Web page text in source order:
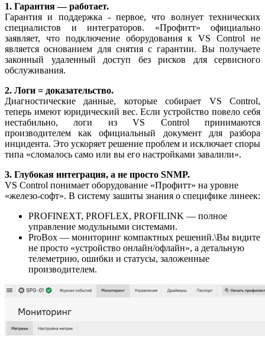
1. Гарантия — работает.
Гарантия и поддержка - первое, что волнует технических
специалистов и интеграторов. «Профитт» официально
заявляет, что подключение оборудования к VS Control не
является основанием для снятия с гарантии. Вы получаете
законный удаленный доступ без рисков для сервисного
обслуживания.
2. Логи = доказательство.
Диагностические данные, которые собирает VS Control,
теперь имеют юридический вес. Если устройство повело себя
нестабильно, логи из VS Control принимаются
производителем как официальный документ для разбора
инцидента. Это ускоряет решение проблем и исключает споры
типа «сломалось само или вы его настройками завалили».
3. Глубокая интеграция, а не просто SNMP.
VS Control понимает оборудование «Профитт» на уровне
«железо-софт». В систему зашиты знания о специфике линеек:
PROFINEXT, PROFLEX, PROFILINK — полное
управление модульными системами.
ProBox — мониторинг компактных решений.\Вы видите
не просто «устройство онлайн/офлайн», а детальную
телеметрию, ошибки и статусы, заложенные
производителем.